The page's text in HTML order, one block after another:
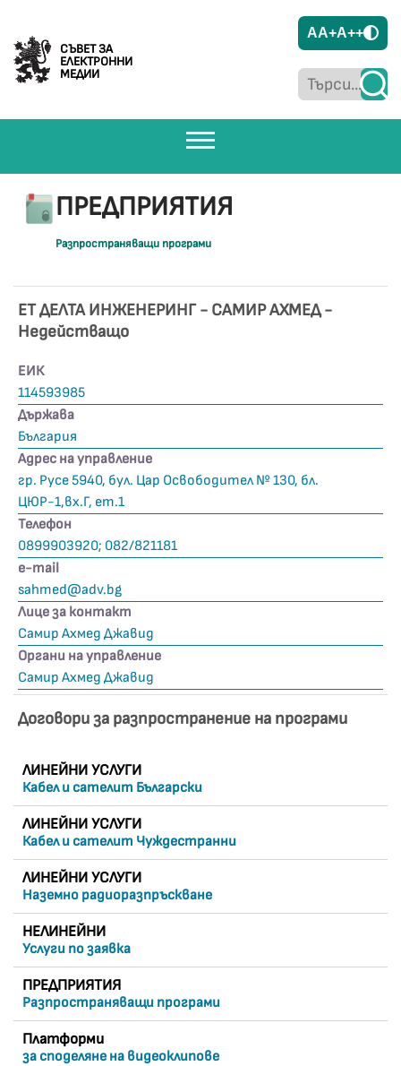
СЪВЕТ ЗА
ЕЛЕКТРОННИ
МЕДИИ
AA+A++
ЛИНЕЙНИ УСЛУГИ
Кабел и сателит Български
ЛИНЕЙНИ УСЛУГИ
Кабел и сателит Чуждестранни
ЛИНЕЙНИ УСЛУГИ
Наземно радиоразпръскване
НЕЛИНЕЙНИ
Услуги по заявка
ПРЕДПРИЯТИЯ
Разпространяващи програми
Платформи
за споделяне на видеоклипове
ПРЕДПРИЯТИЯ
Разпространяващи програми
ЕТ ДЕЛТА ИНЖЕНЕРИНГ - САМИР АХМЕД -
Недействащo
ЕИК
114593985
Държава
България
Адрес на управление
гр. Русе 5940, бул. Цар Освободител № 130, бл.
ЦЮР-1,вх.Г, ет.1
Телефон
0899903920; 082/821181
е-mail
sahmed@adv.bg
Лице за контакт
Самир Ахмед Джавид
Органи на управление
Самир Ахмед Джавид
Договори за разпространение на програми